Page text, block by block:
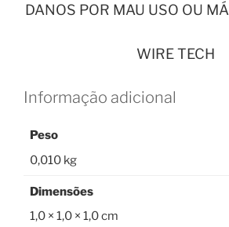
DANOS POR MAU USO OU
WIRE TECH
Informação adicional
Peso
0,010 kg
Dimensões
1,0 × 1,0 × 1,0 cm